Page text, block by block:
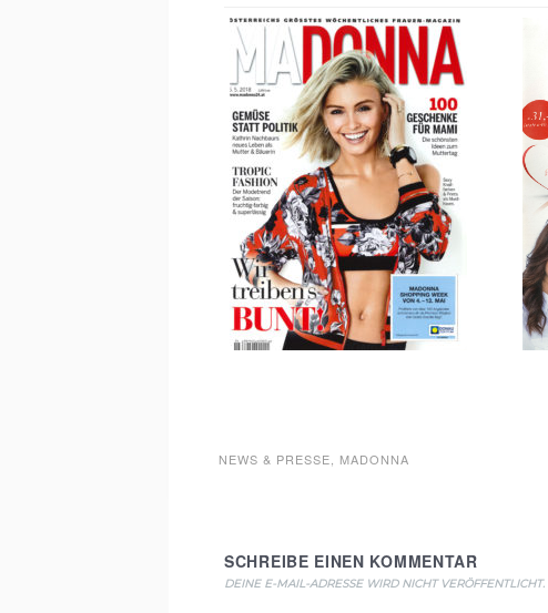
NEWS & PRESSE MADONNA
SCHREIBE EINEN KOMMENTAR
DEINE E-MAIL-ADRESSE WIRD NICHT VERÖFFENTLICHT.